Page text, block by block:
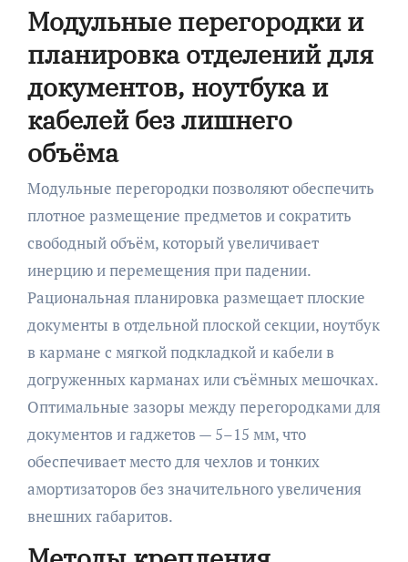
Модульные перегородки и
планировка отделений для
документов, ноутбука и
кабелей без лишнего
объёма
Модульные перегородки позволяют обеспечить
плотное размещение предметов и сократить
свободный объём, который увеличивает
инерцию и перемещения при падении.
Рациональная планировка размещает плоские
документы в отдельной плоской секции, ноутбук
в кармане с мягкой подкладкой и кабели в
догруженных карманах или съёмных мешочках.
Оптимальные зазоры между перегородками для
документов и гаджетов — 5–15 мм, что
обеспечивает место для чехлов и тонких
амортизаторов без значительного увеличения
внешних габаритов.